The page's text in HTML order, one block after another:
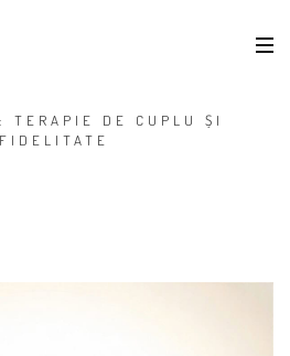
TERAPIE DE CUPLU ȘI